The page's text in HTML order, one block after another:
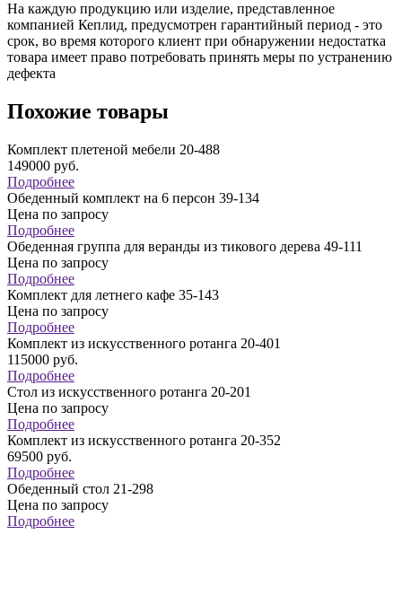
На каждую продукцию или изделие, представленное
компанией Кеплид, предусмотрен гарантийный период - это
срок, во время которого клиент при обнаружении недостатка
товара имеет право потребовать принять меры по устранению
дефекта
Похожие товары
Комплект плетеной мебели 20-488
149000 руб.
Подробнее
Обеденный комплект на 6 персон 39-134
Цена по запросу
Подробнее
Обеденная группа для веранды из тикового дерева 49-111
Цена по запросу
Подробнее
Комплект для летнего кафе 35-143
Цена по запросу
Подробнее
Комплект из искусственного ротанга 20-401
115000 руб.
Подробнее
Стол из искусственного ротанга 20-201
Цена по запросу
Подробнее
Комплект из искусственного ротанга 20-352
69500 руб.
Подробнее
Обеденный стол 21-298
Цена по запросу
Подробнее